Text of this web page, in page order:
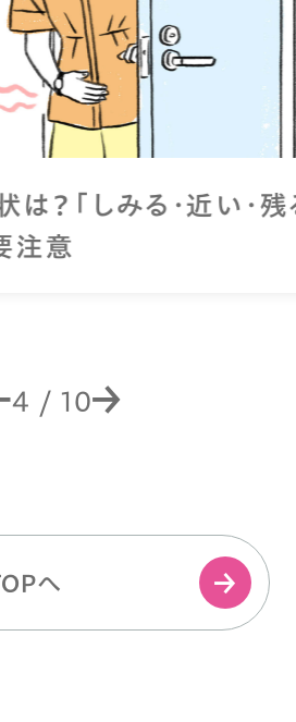
「しみる・近い・残る」
意
4 / 10
へ